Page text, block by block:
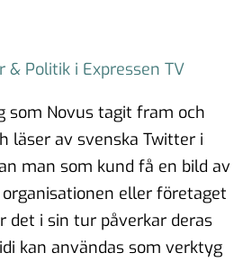
& Politik i Expressen TV
som Novus tagit fram och
läser av svenska Twitter i
man som kund få en bild av
eller företaget
det i sin tur påverkar deras
kan användas som verktyg